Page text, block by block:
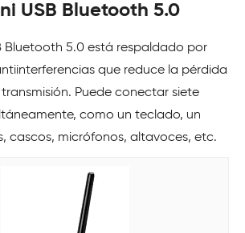
USB Bluetooth 5.0
Bluetooth 5.0 está respaldado por
que reduce la pérdida
Puede conectar siete
como un teclado, un
cascos, micrófonos, altavoces, etc.